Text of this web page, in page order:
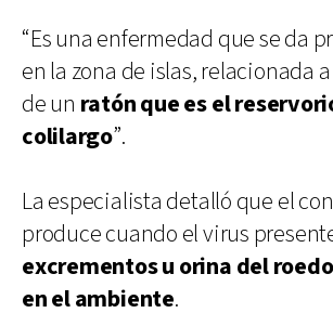
“Es una enfermedad que se da
en la zona de islas, relacionada
de un ratón que es el
colilargo”.
La especialista detalló que el
produce cuando el virus
excrementos u orina del
en el ambiente.